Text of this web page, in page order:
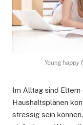
Young happy
Im Alltag sind
Haushaltsplänen
stressig sein